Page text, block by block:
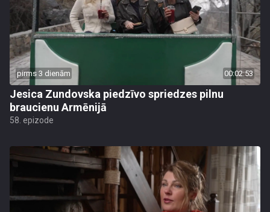
pirms 3 dienām 00:02:53
Jesica Zundovska piedzīvo spriedzes pilnu
braucienu Armēnijā
58. epizode